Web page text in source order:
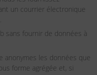
un courrier électronique
sans fournir de données à
anonymes les données que
forme agrégée et, si